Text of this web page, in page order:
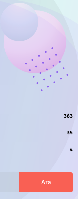
363
35
4